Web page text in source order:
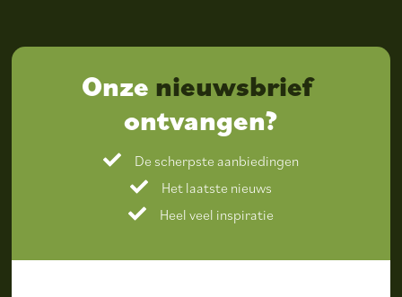
Onze nieuwsbrief
ontvangen?
De scherpste aanbiedingen
Het laatste nieuws
Heel veel inspiratie